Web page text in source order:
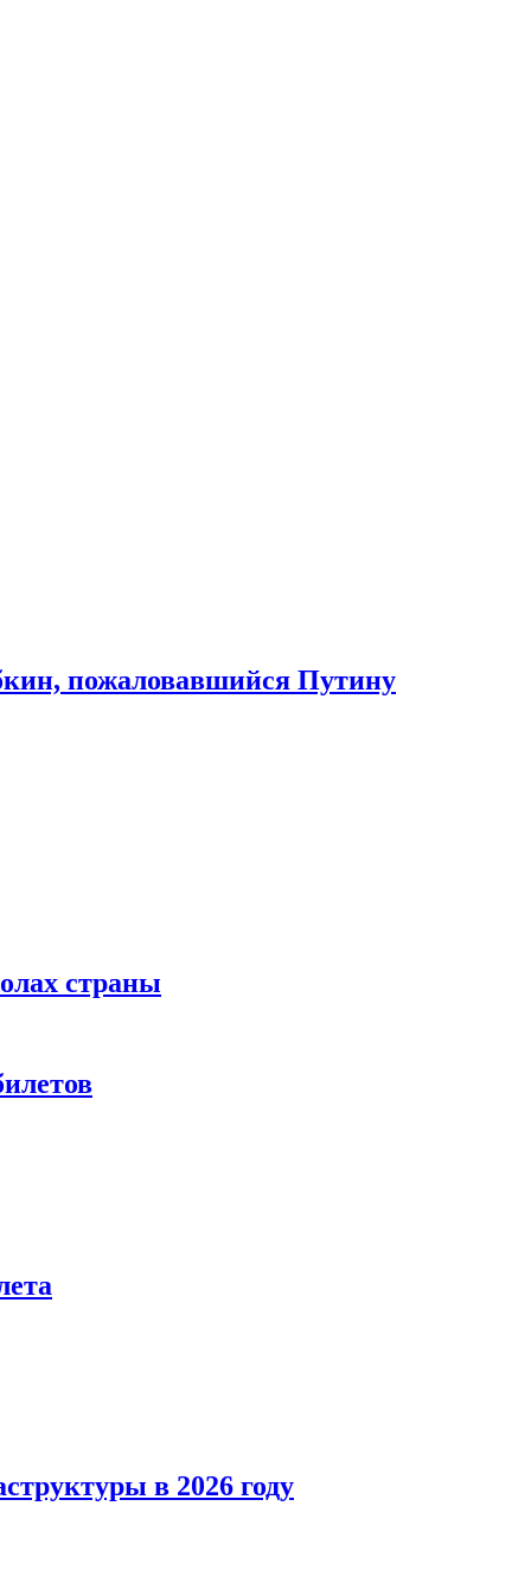
пожаловавшийся Путину
страны
в 2026 году